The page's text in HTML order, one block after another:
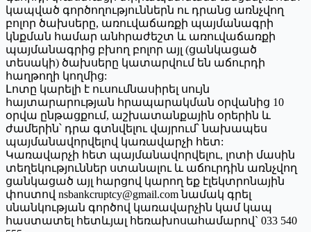
կապված գործողություններն ու դրանց առնչվող
բոլոր ծախսերը, առուվաճառքի պայմանագրի
կնքման համար անհրաժեշտ և առուվաճառքի
պայմանագրից բխող բոլոր այլ (ցանկացած
տեսակի) ծախսերը կատարվում են աճուրդի
հաղթողի կողմից:
Լոտը կարելի է ուսումնասիրել սույն
հայտարարության հրապարակման օրվանից 10
օրվա ընթացքում, աշխատանքային օրերին և
ժամերին՝ դրա գտնվելու վայրում՝ նախապես
պայմանավորվելով կառավարչի հետ:
Կառավարչի հետ պայմանավորվելու, լոտի մասին
տեղեկություններ ստանալու և աճուրդին առնչվող
ցանկացած այլ հարցով կարող եք էլեկտրոնային
փոստով nsbankcruptcy@gmail.com նամակ գրել
սնանկության գործով կառավարչին կամ կապ
հաստատել հետևյալ հեռախոսահամարով` 033 540